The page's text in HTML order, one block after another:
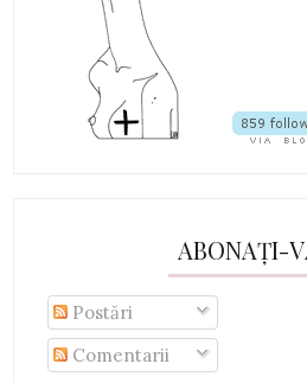
ABONAȚI-
Postări
Comentarii